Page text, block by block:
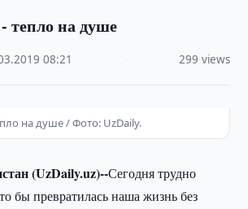
тепло на душе
·08:21 299 views
на душе / Фото: UzDaily.
(UzDaily.uz)--Сегодня трудно
бы превратилась наша жизнь без